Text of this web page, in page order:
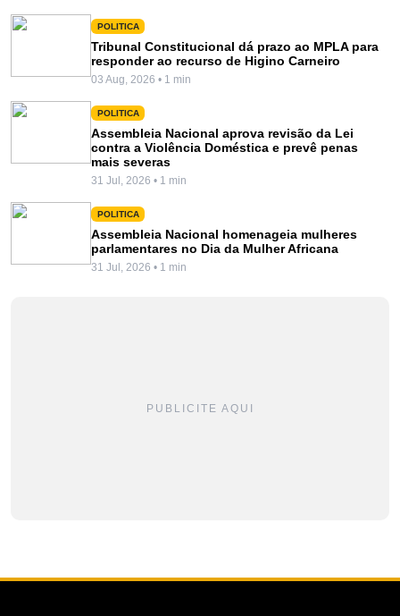
POLITICA
Tribunal Constitucional dá prazo ao MPLA para
responder ao recurso de Higino Carneiro
03 Aug, 2026 • 1 min
POLITICA
Assembleia Nacional aprova revisão da Lei
contra a Violência Doméstica e prevê penas
mais severas
31 Jul, 2026 • 1 min
POLITICA
Assembleia Nacional homenageia mulheres
parlamentares no Dia da Mulher Africana
31 Jul, 2026 • 1 min
PUBLICITE AQUI